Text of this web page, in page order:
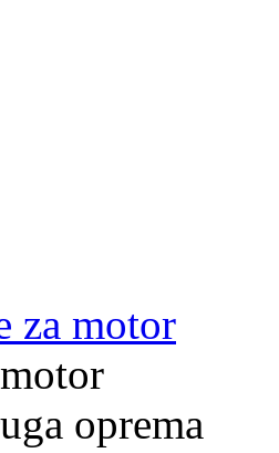
za motor
oprema